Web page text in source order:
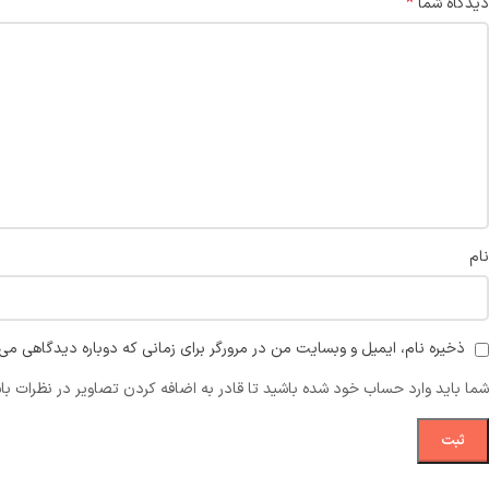
نام
ذخیره نام، ایمیل و وبسایت من در مرورگر برای زمانی که دوباره دیدگاهی
شما باید وارد حساب خود شده باشید تا قادر به اضافه کردن تصاویر در نظرات